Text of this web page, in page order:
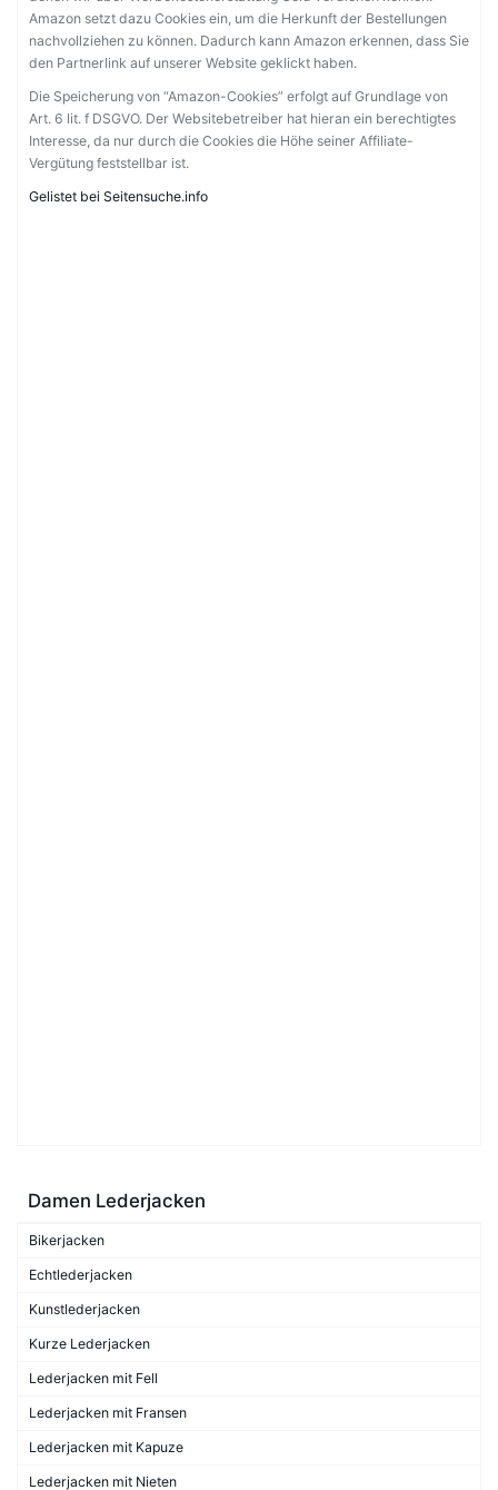
Amazon setzt dazu Cookies ein, um die Herkunft der Bestellungen
nachvollziehen zu können. Dadurch kann Amazon erkennen, dass Sie
den Partnerlink auf unserer Website geklickt haben.
Die Speicherung von “Amazon-Cookies” erfolgt auf Grundlage von
Art. 6 lit. f DSGVO. Der Websitebetreiber hat hieran ein berechtigtes
Interesse, da nur durch die Cookies die Höhe seiner Affiliate-
Vergütung feststellbar ist.
Gelistet bei Seitensuche.info
Damen Lederjacken
Bikerjacken
Echtlederjacken
Kunstlederjacken
Kurze Lederjacken
Lederjacken mit Fell
Lederjacken mit Fransen
Lederjacken mit Kapuze
Lederjacken mit Nieten